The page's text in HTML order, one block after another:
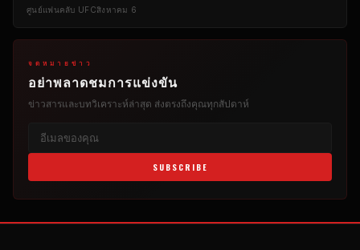
ศูนย์แฟนคลับ UFCสิงหาคม 6
จดหมายข่าว
อย่าพลาดชมการแข่งขัน
ข่าวสารและบทวิเคราะห์ล่าสุด ส่งตรงถึงคุณทุกสัปดาห์
SUBSCRIBE